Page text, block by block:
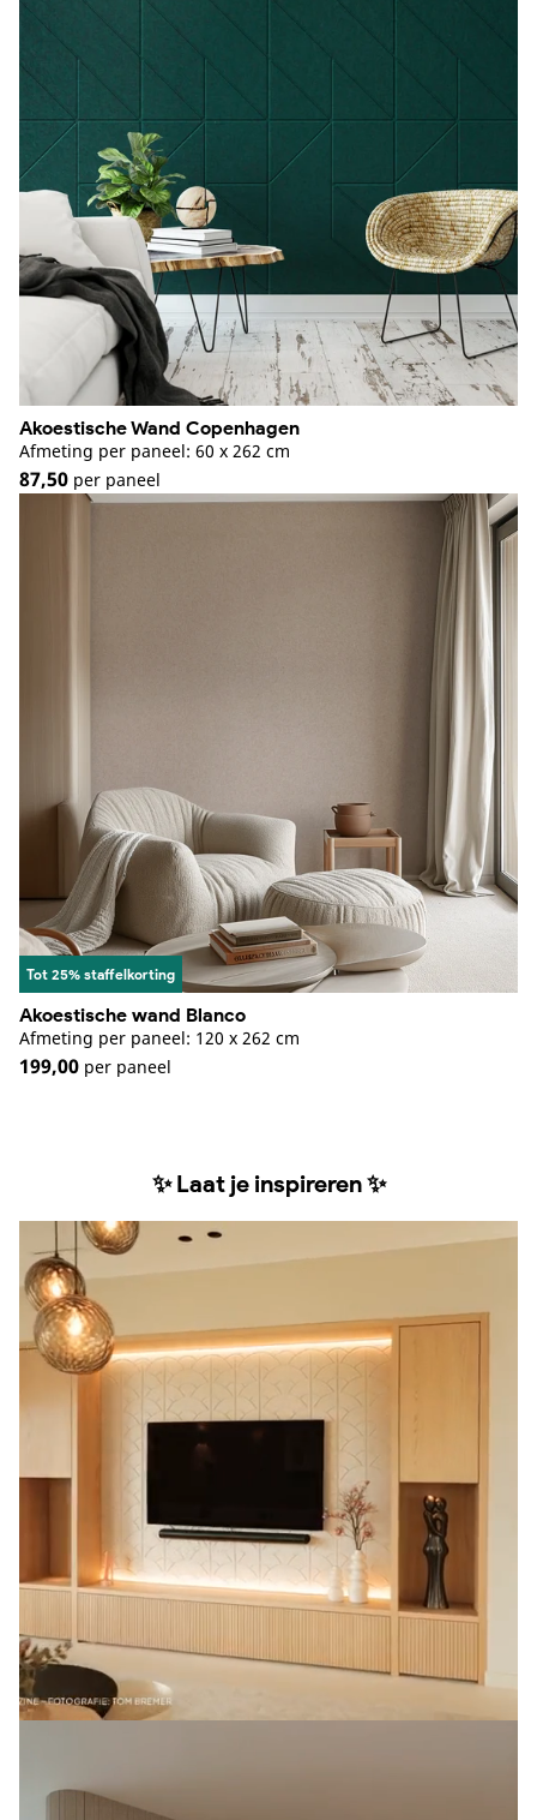
Akoestische Wand Copenhagen
Afmeting per paneel: 60 x 262 cm
87,50 per paneel
Tot 25% staffelkorting
Akoestische wand Blanco
Afmeting per paneel: 120 x 262 cm
199,00 per paneel
✨ Laat je inspireren ✨